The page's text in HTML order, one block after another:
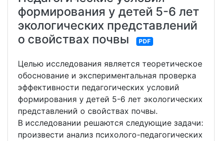
формирования у детей 5-6 лет
экологических представлений
о свойствах почвы
PDF
Целью исследования является теоретическое
обоснование и экспериментальная проверка
эффективности педагогических условий
формирования у детей 5-6 лет экологических
представлений о свойствах почвы.
В исследовании решаются следующие задачи:
произвести анализ психолого-педагогических